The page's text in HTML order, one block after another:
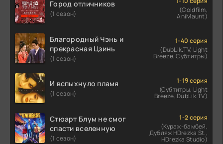
Город отличников
(1 сезон)
(Coldfilm,
AniMaunt)
Благородный Чэнь и
прекрасная Цзинь
(1 сезон)
1-40 серия
(DubLik.TV, Light
Breeze, Субтитры)
И вспыхнуло пламя
(1 сезон)
1-19 серия
(Субтитры, Light
Breeze, DubLik.TV)
Стюарт Блум не смог
спасти вселенную
(1 сезон)
1-2 серия
(Кураж-бамбей,
Дубляж HDrezka St.,
HDrezka Studio)